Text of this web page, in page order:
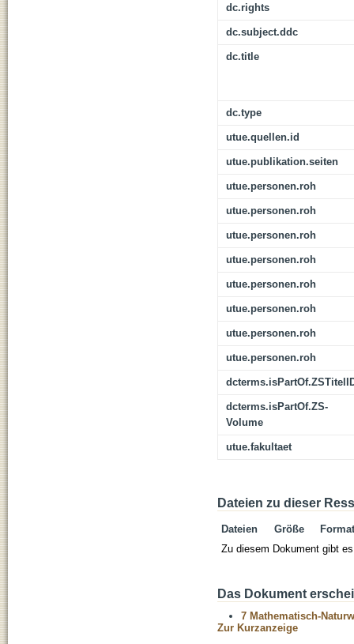
dc.rights
dc.subject.ddc
dc.title
dc.type
utue.quellen.id
utue.publikation.seiten
utue.personen.roh
utue.personen.roh
utue.personen.roh
utue.personen.roh
utue.personen.roh
utue.personen.roh
utue.personen.roh
utue.personen.roh
dcterms.isPartOf.ZS-
Volume
utue.fakultaet
Dateien zu dieser
Dateien Größe
Format
Zu diesem Dokument gibt
Das Dokument
7 Mathematisch-
Zur Kurzanzeige